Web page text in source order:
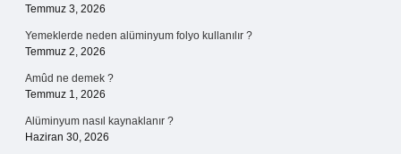
Temmuz 3, 2026
Yemeklerde neden alüminyum folyo kullanılır ?
Temmuz 2, 2026
Amûd ne demek ?
Temmuz 1, 2026
Alüminyum nasıl kaynaklanır ?
Haziran 30, 2026